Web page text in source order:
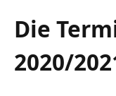
Die
2020/